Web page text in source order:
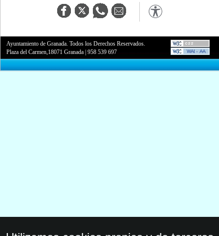
Ayuntamiento de Granada. Todos los Derechos Reservados.
Plaza del Carmen,18071 Granada |958 539 697